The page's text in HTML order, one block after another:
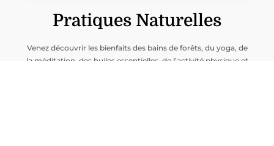
Pratiques Naturelles
Venez découvrir les bienfaits des bains de forêts, du yoga, de
la méditation, des huiles essentielles, de l’activité physique et